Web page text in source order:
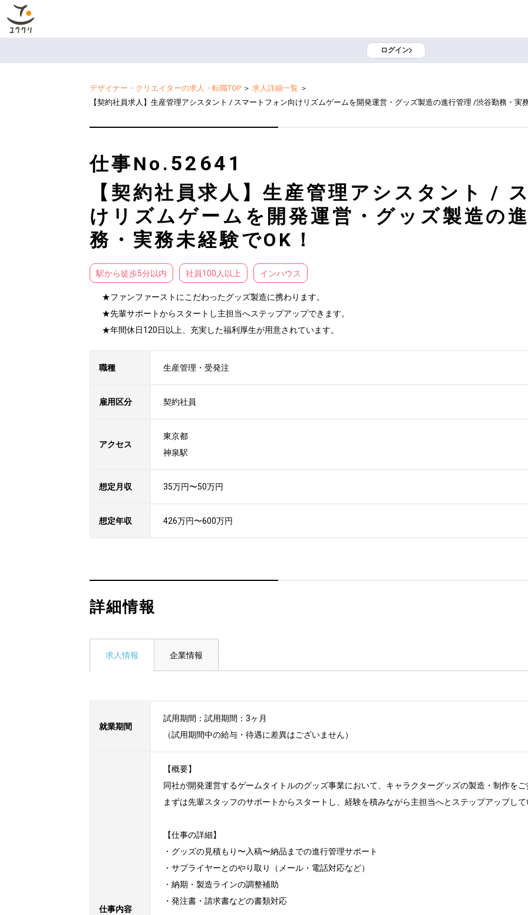
ログイン
デザイナー・クリエイターの求人・転職TOP ＞ 求人詳細一覧 ＞
【契約社員求人】生産管理アシスタント / スマートフォン向けリズムゲームを開発運営・グッズ製造の進行管理 /渋谷勤務・実
仕事No. 52641
【契約社員求人】生産管理アシスタント /
けリズムゲームを開発運営・グッズ製造の
務・実務未経験でOK！
駅から徒歩5分以内 社員100人以上 インハウス
★ファンファーストにこだわったグッズ製造に携わります。
★先輩サポートからスタートし主担当へステップアップできます。
★年間休日120日以上、充実した福利厚生が用意されています。
職種 生産管理・受発注
雇用区分 契約社員
アクセス
東京都
神泉駅
想定月収 35万円〜50万円
想定年収 426万円〜600万円
詳細情報
求人情報 企業情報
就業期間
試用期間：試用期間：3ヶ月
（試用期間中の給与・待遇に差異はございません）
仕事内容
【概要】
同社が開発運営するゲームタイトルのグッズ事業において、キャラクターグッズの製造・制作をご
まずは先輩スタッフのサポートからスタートし、経験を積みながら主担当へとステップアップして
【仕事の詳細】
・グッズの見積もり〜入稿〜納品までの進行管理サポート
・サプライヤーとのやり取り（メール・電話対応など）
・納期・製造ラインの調整補助
・発注書・請求書などの書類対応